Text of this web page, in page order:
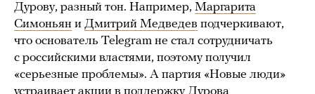
Дурову, разный тон. Например, Маргарита
Симоньян и Дмитрий Медведев подчеркивают,
что основатель Telegram не стал сотрудничать
с российскими властями, поэтому получил
«серьезные проблемы». А партия «Новые люди»